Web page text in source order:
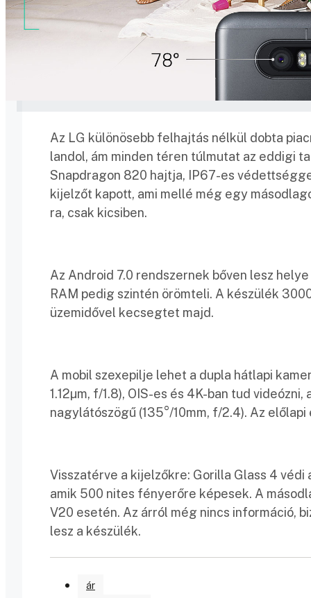
Az LG különösebb felhajtás nélkül dobta
landol, ám minden téren túlmutat az eddigi
Snapdragon 820 hajtja, IP67-es
kijelzőt kapott, ami mellé még egy
ra, csak kicsiben.
Az Android 7.0 rendszernek bőven lesz
RAM pedig szintén örömteli. A készülék
üzemidővel kecsegtet majd.
A mobil szexepilje lehet a dupla hátlapi
1.12µm, f/1.8), OIS-es és 4K-ban tud
nagylátószögű (135°/10mm, f/2.4). Az
Visszatérve a kijelzőkre: Gorilla Glass 4
amik 500 nites fényerőre képesek. A
V20 esetén. Az árról még nincs információ,
lesz a készülék.
ár